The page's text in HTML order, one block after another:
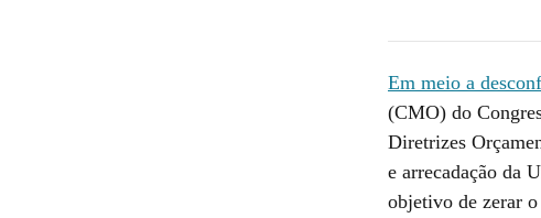
Em meio a
(CMO) do
Diretrizes
e arrecadação da
objetivo de zerar